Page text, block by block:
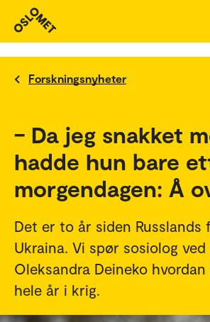
Forskningsnyheter
– Da jeg snakket
hadde hun bare
morgendagen: Å
Det er to år siden Russlands
Ukraina. Vi spør sosiolog
Oleksandra Deineko
hele år i krig.